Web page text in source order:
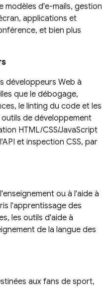
modèles d'e-mails, gestion
applications et
et bien plus
développeurs Web à
que le débogage,
le linting du code et les
de développement
HTML/CSS/JavaScript
et inspection CSS, par
ou à l'aide à
l'apprentissage des
les outils d'aide à
de la langue des
aux fans de sport,